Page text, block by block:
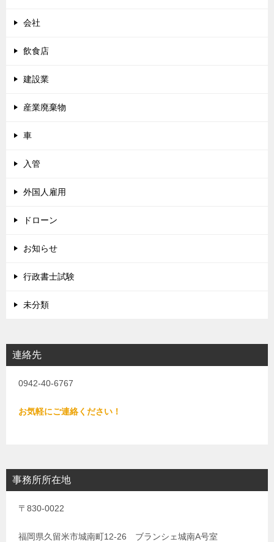
会社
飲食店
建設業
産業廃棄物
車
入管
外国人雇用
ドローン
お知らせ
行政書士試験
未分類
連絡先
0942-40-6767
お気軽にご連絡ください！
事務所所在地
〒830-0022
福岡県久留米市城南町12-26 ブランシェ城南A号室